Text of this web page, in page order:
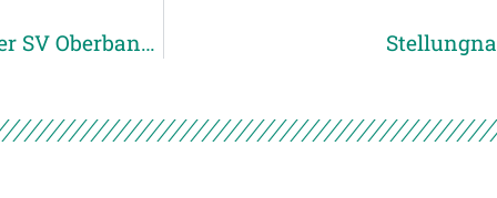
Gerhard Schweitzer neuer P12-Trainer bei der SV Oberbank Ried